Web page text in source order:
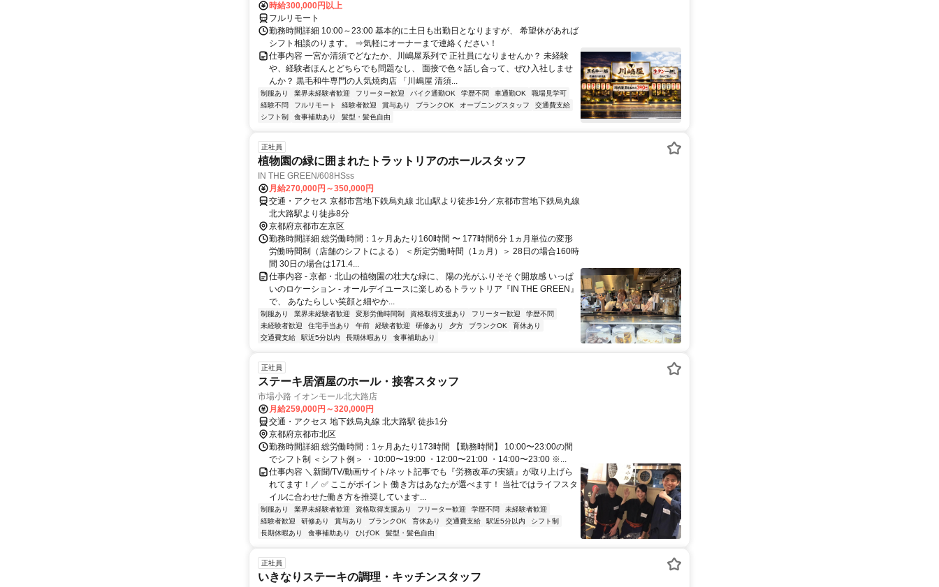
時給300,000円以上
フルリモート
勤務時間詳細 10:00～23:00 基本的に土日も出勤日となりますが、 希望休があれば
シフト相談のります。 ⇒気軽にオーナーまで連絡ください！
仕事内容 一宮か清須でどなたか、川嶋屋系列で 正社員になりませんか？ 未経験
や、経験者ほんとどちらでも問題なし、 面接で色々話し合って、ぜひ入社しませ
んか？ 黒毛和牛専門の人気焼肉店 「川嶋屋 清須...
制服あり 業界未経験者歓迎 フリーター歓迎 バイク通勤OK 学歴不問 車通勤OK
職場見学可
経験不問
フルリモート 経験者歓迎 賞与あり ブランクOK オープニングスタッフ
交通費支給
シフト制
食事補助あり 髪型・髪色自由
正社員
植物園の緑に囲まれたトラットリアのホールスタッフ
IN THE GREEN/608HSss
月給270,000円～350,000円
交通・アクセス 京都市営地下鉄烏丸線 北山駅より徒歩1分／京都市営地下鉄烏丸線
北大路駅より徒歩8分
京都府京都市左京区
勤務時間詳細 総労働時間：1ヶ月あたり160時間 〜 177時間6分 1ヵ月単位の変形
労働時間制（店舗のシフトによる） ＜所定労働時間（1ヵ月）＞ 28日の場合160時
間 30日の場合は171.4...
仕事内容 - 京都・北山の植物園の壮大な緑に、 陽の光がふりそそぐ開放感 いっぱ
いのロケーション - オールデイユースに楽しめるトラットリア『IN THE GREEN』
で、 あなたらしい笑顔と細やか...
制服あり 業界未経験者歓迎 変形労働時間制 資格取得支援あり フリーター歓迎
学歴不問
未経験者歓迎
住宅手当あり 午前 経験者歓迎 研修あり 夕方 ブランクOK
育休あり
交通費支給
駅近5分以内 長期休暇あり 食事補助あり
正社員
ステーキ居酒屋のホール・接客スタッフ
市場小路 イオンモール北大路店
月給259,000円～320,000円
交通・アクセス 地下鉄烏丸線 北大路駅 徒歩1分
京都府京都市北区
勤務時間詳細 総労働時間：1ヶ月あたり173時間 【勤務時間】 10:00〜23:00の間
でシフト制 ＜シフト例＞ ・10:00〜19:00 ・12:00〜21:00 ・14:00〜23:00 ※...
仕事内容 ＼新聞/TV/動画サイト/ネット記事でも『労務改革の実績』が取り上げら
れてます！／ ✅️ ここがポイント 働き方はあなたが選べます！ 当社ではライフスタ
イルに合わせた働き方を推奨しています...
制服あり 業界未経験者歓迎 資格取得支援あり フリーター歓迎 学歴不問
未経験者歓迎
経験者歓迎
研修あり 賞与あり ブランクOK 育休あり 交通費支給 駅近5分以内
シフト制
長期休暇あり
食事補助あり ひげOK 髪型・髪色自由
正社員
いきなりステーキの調理・キッチンスタッフ